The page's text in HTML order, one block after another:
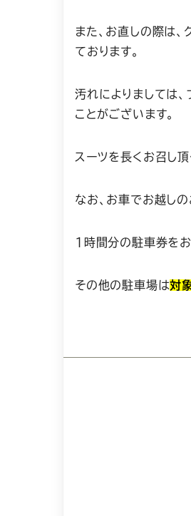
また、お直しの際は
ております。
汚れによりましては、
ことがございます。
スーツを長くお召し
なお、お車でお越し
1時間分の駐車券をお
その他の駐車場は対